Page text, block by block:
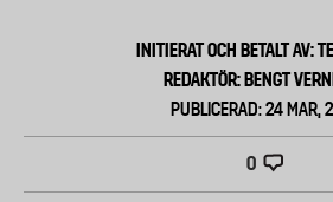
INITIERAT OCH BETALT AV:
REDAKTÖR: BENGT
PUBLICERAD: 24 MAR,
0